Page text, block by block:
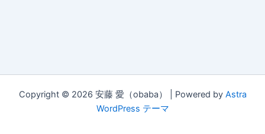
Copyright © 2026 安藤 愛（obaba） | Powered by Astra
WordPress テーマ